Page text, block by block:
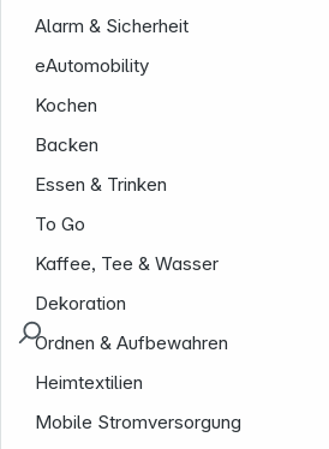
Alarm & Sicherheit
eAutomobility
Kochen
Backen
Essen & Trinken
To Go
Kaffee, Tee & Wasser
Dekoration
Ordnen & Aufbewahren
Heimtextilien
Mobile Stromversorgung